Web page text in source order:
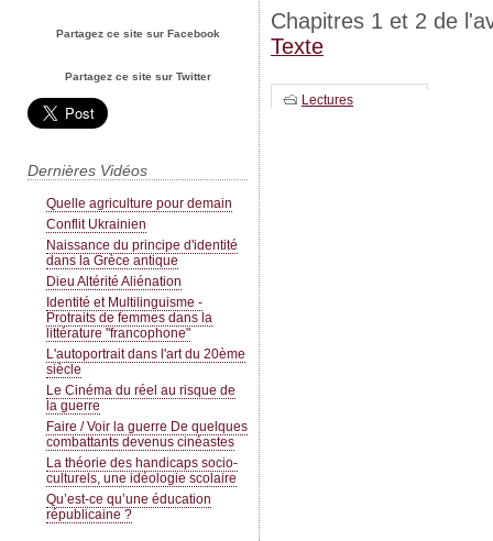
Partagez ce site sur Facebook
Partagez ce site sur Twitter
Dernières Vidéos
Quelle agriculture pour demain
Conflit Ukrainien
Naissance du principe d'identité
dans la Grèce antique
Dieu Altérité Aliénation
Identité et Multilinguisme -
Protraits de femmes dans la
littérature "francophone"
L'autoportrait dans l'art du 20ème
siècle
Le Cinéma du réel au risque de
la guerre
Faire / Voir la guerre De quelques
combattants devenus cinéastes
La théorie des handicaps socio-
culturels, une idéologie scolaire
Qu’est-ce qu’une éducation
républicaine ?
Chapitres 1 et 2 de
Texte
Lectures